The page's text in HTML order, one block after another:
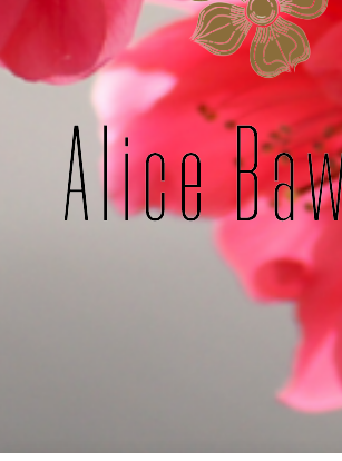
Les petits mots d'Alice